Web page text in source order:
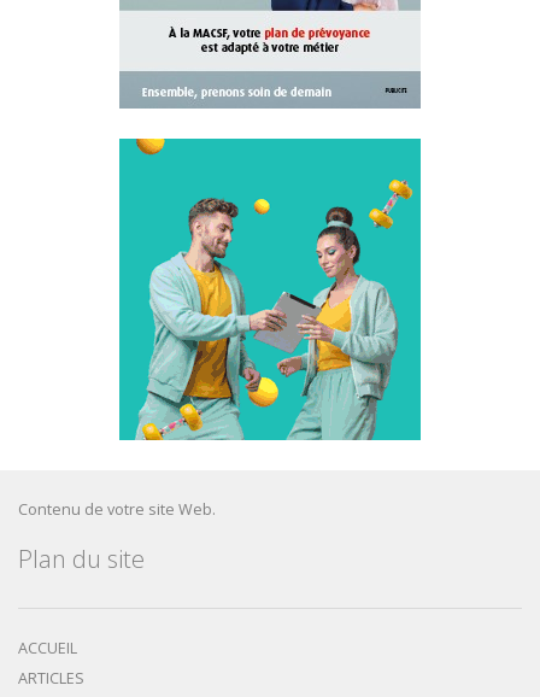
Contenu de votre site Web.
Plan du site
ACCUEIL
ARTICLES